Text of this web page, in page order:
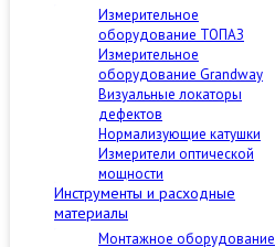
Измерительное
оборудование ТОПАЗ
Измерительное
оборудование Grandway
Визуальные локаторы
дефектов
Нормализующие катушки
Измерители оптической
мощности
Инструменты и расходные
материалы
Монтажное оборудование